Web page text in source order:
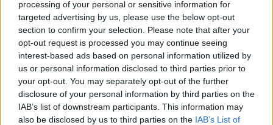
processing of your personal or sensitive information for
targeted advertising by us, please use the below opt-out
section to confirm your selection. Please note that after your
opt-out request is processed you may continue seeing
interest-based ads based on personal information utilized by
us or personal information disclosed to third parties prior to
your opt-out. You may separately opt-out of the further
disclosure of your personal information by third parties on the
IAB’s list of downstream participants. This information may
also be disclosed by us to third parties on the IAB’s List of
συνθηκών δικαιότερου ανταγωνισμού.
Στόχος μαςδεν είναι να περιοριστεί το
ηλεκτρονικό εμπόριο . Στόχος μας είναι όλοι όσοι
δραστηριοποιούνται στην αγορά να λειτουργούν
με τουςίδιους κανόνες , τις ίδιες υποχρεώσεις και
τα ίδια πρότυπα ασφάλειας και συμμόρφωσης.